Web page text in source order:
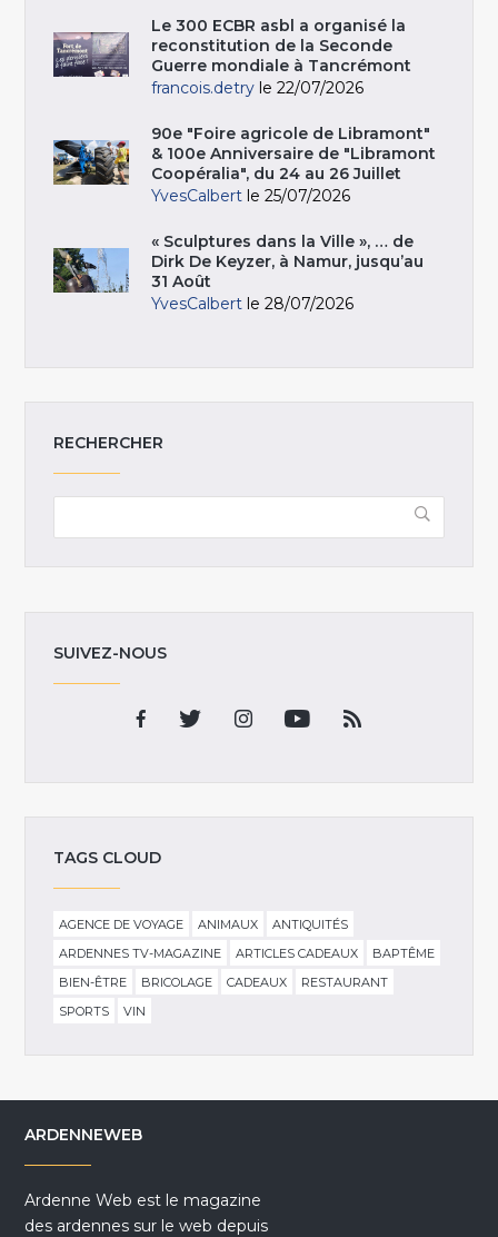
Le 300 ECBR asbl a organisé la
reconstitution de la Seconde
Guerre mondiale à Tancrémont
francois.detry le 22/07/2026
90e "Foire agricole de Libramont"
& 100e Anniversaire de "Libramont
Coopéralia", du 24 au 26 Juillet
YvesCalbert le 25/07/2026
« Sculptures dans la Ville », … de
Dirk De Keyzer, à Namur, jusqu’au
31 Août
YvesCalbert le 28/07/2026
RECHERCHER
SUIVEZ-NOUS
TAGS CLOUD
AGENCE DE VOYAGE ANIMAUX
ANTIQUITÉS
ARDENNES TV-MAGAZINE
ARTICLES CADEAUX
BAPTÊME
BIEN-ÊTRE
BRICOLAGE CADEAUX
RESTAURANT
SPORTS
VIN
ARDENNEWEB
Ardenne Web est le magazine
des ardennes sur le web depuis